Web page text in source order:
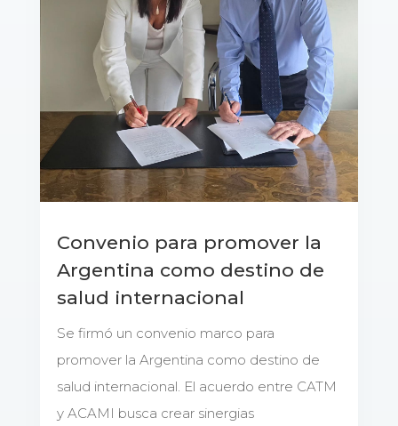
Convenio para promover la
Argentina como destino de
salud internacional
Se firmó un convenio marco para
promover la Argentina como destino de
salud internacional. El acuerdo entre CATM
y ACAMI busca crear sinergias